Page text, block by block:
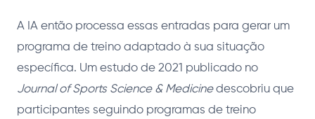
A IA então processa essas entradas para gerar um
programa de treino adaptado à sua situação
específica. Um estudo de 2021 publicado no
Journal of Sports Science & Medicinedescobriu que
participantes seguindo programas de treino